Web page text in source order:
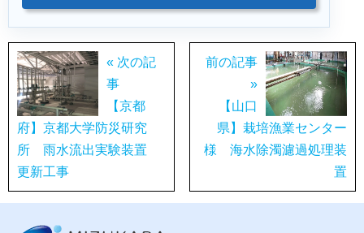
« 次の記
事
【京都
府】京都大学防災研究
所 雨水流出実験装置
更新工事
前の記事
»
【山口
県】栽培漁業センター
様 海水除濁濾過処理装
置